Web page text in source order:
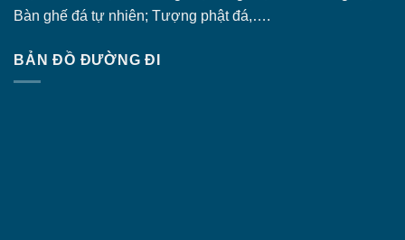
Bàn ghế đá tự nhiên; Tượng phật đá,….
BẢN ĐỒ ĐƯỜNG ĐI